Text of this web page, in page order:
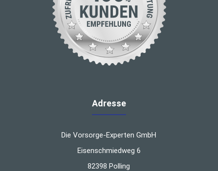
Adresse
Die Vorsorge-Experten GmbH
Eisenschmiedweg 6
82398 Polling